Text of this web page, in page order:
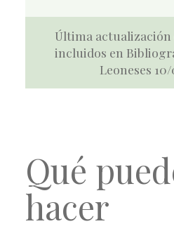
Última
incluidos en
Leoneses
Qué
hacer